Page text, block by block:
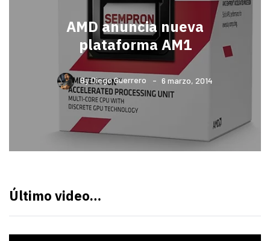
AMD anuncia nueva
plataforma AM1
ByDiego Guerrero 6 marzo, 2014
Último video…